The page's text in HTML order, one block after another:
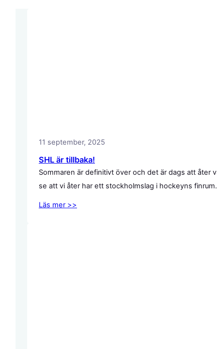
11 september, 2025
SHL är tillbaka!
Sommaren är definitivt över och det är dags att åter
se att vi åter har ett stockholmslag i hockeyns
Läs mer >>